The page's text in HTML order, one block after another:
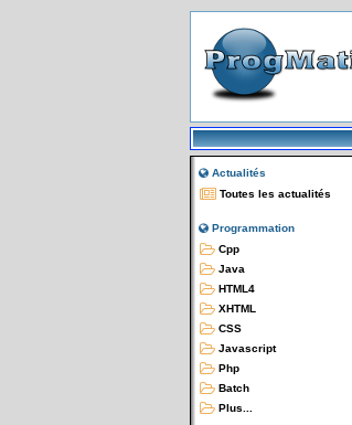
Actualités
Toutes les actualités
Programmation
Cpp
Java
HTML4
XHTML
CSS
Javascript
Php
Batch
Plus...